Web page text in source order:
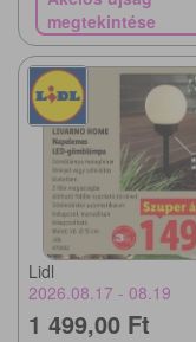
megtekintése
Lidl
2026.08.17 - 08.19
1 499,00 Ft